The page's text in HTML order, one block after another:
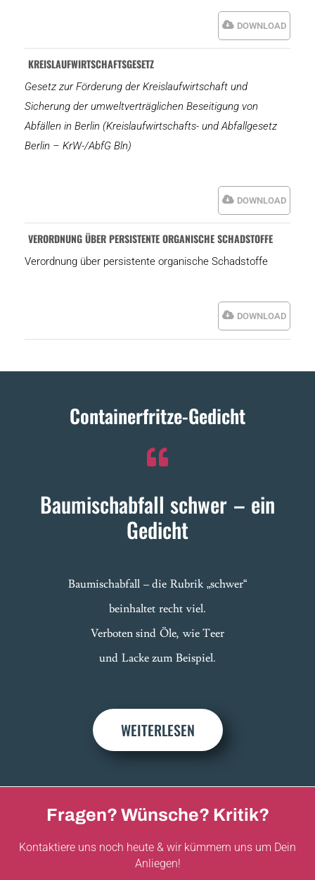
DOWNLOAD
KREISLAUFWIRTSCHAFTSGESETZ
Gesetz zur Förderung der Kreislaufwirtschaft und
Sicherung der umweltverträglichen Beseitigung von
Abfällen in Berlin (Kreislaufwirtschafts- und Abfallgesetz
Berlin – KrW-/AbfG Bln)
DOWNLOAD
VERORDNUNG ÜBER PERSISTENTE ORGANISCHE SCHADSTOFFE
Verordnung über persistente organische Schadstoffe
DOWNLOAD
Containerfritze-Gedicht
Baumischabfall schwer – ein
Gedicht
Baumischabfall – die Rubrik „schwer“
beinhaltet recht viel.
Verboten sind Öle, wie Teer
und Lacke zum Beispiel.
WEITERLESEN
Fragen? Wünsche? Kritik?
Kontaktiere uns noch heute & wir kümmern uns um Dein
Anliegen!